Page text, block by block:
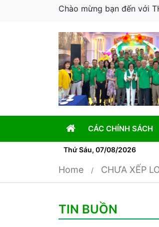
Chào mừng bạn đến với
CÁC CHÍNH SÁCH
Thứ Sáu, 07/08/2026
Home CHƯA XẾP
TIN BUỒN